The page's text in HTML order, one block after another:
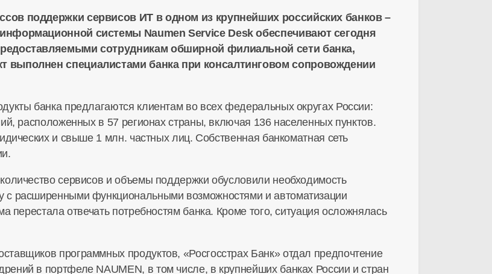
поддержки сервисов ИТ в одном из крупнейших российских банков –
системы Naumen Service Desk обеспечивают сегодня
сотрудникам обширной филиальной сети банка,
выполнен специалистами банка при консалтинговом сопровождении
банка предлагаются клиентам во всех федеральных округах России:
расположенных в 57 регионах страны, включая 136 населенных пунктов.
и свыше 1 млн. частных лиц. Собственная банкоматная сеть
сервисов и объемы поддержки обусловили необходимость
расширенными функциональными возможностями и автоматизации
перестала отвечать потребностям банка. Кроме того, ситуация осложнялась
программных продуктов, «Росгосстрах Банк» отдал предпочтение
в портфеле NAUMEN, в том числе, в крупнейших банках России и стран